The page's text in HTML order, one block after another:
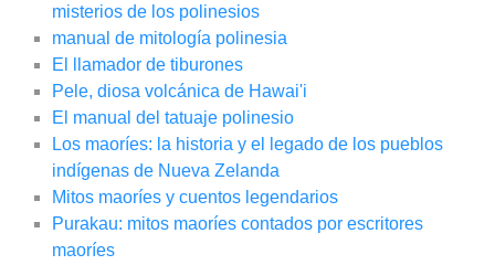
misterios de los polinesios
manual de mitología polinesia
El llamador de tiburones
Pele, diosa volcánica de Hawai'i
El manual del tatuaje polinesio
Los maoríes: la historia y el legado de los pueblos
indígenas de Nueva Zelanda
Mitos maoríes y cuentos legendarios
Purakau: mitos maoríes contados por escritores
maoríes